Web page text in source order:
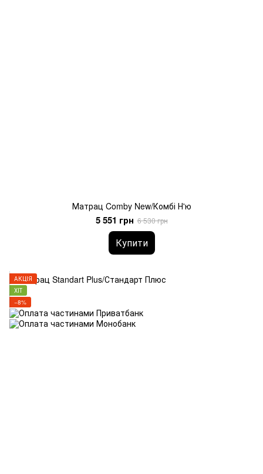
Матрац Comby New/Комбі Н'ю
5 551 грн 6 530 грн
Купити
АКЦІЯ
ХІТ
−8%